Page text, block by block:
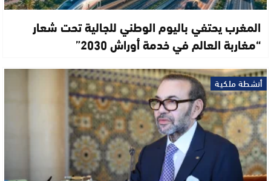
المغرب يحتفي باليوم الوطني للجالية تحت شعار
“مغاربة العالم في خدمة أوراش 2030”
أنشطة ملكية